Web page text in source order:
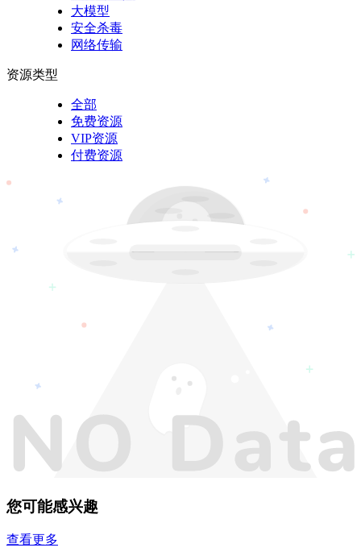
大模型
安全杀毒
网络传输
资源类型
全部
免费资源
VIP资源
付费资源
您可能感兴趣
查看更多